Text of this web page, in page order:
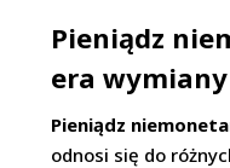
Pieniądz
era wymiany
Pieniądz
odnosi się do